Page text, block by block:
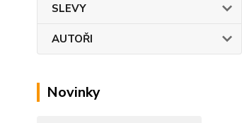
SLEVY
AUTOŘI
Novinky